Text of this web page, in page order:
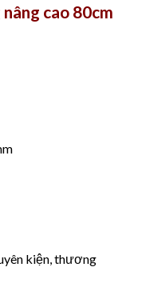
cao 80cm
kiện, thương